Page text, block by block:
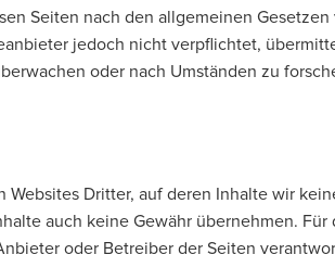
Seiten nach den allgemeinen
jedoch nicht verpflichtet,
oder nach Umständen zu
Dritter, auf deren Inhalte wir
auch keine Gewähr übernehmen. Für
oder Betreiber der Seiten